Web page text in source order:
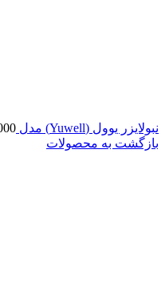
نبولایزر یوول (Yuwell) مدل 405B
بازگشت به محصولات